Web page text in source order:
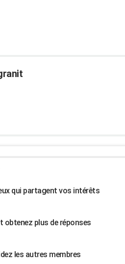
qui partagent vos intérêts
plus de réponses
les autres membres